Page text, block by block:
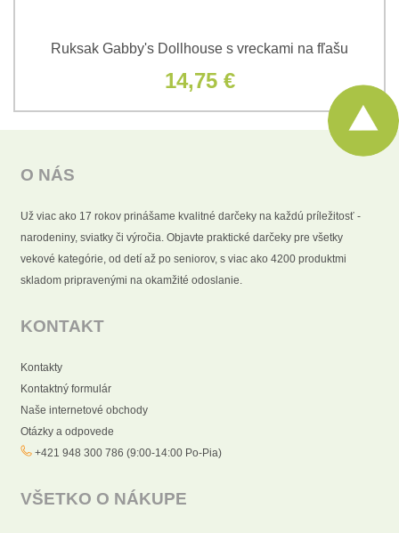
Ruksak Gabby's Dollhouse s vreckami na fľašu
14,75 €
O NÁS
Už viac ako 17 rokov prinášame kvalitné darčeky na každú príležitosť -
narodeniny, sviatky či výročia. Objavte praktické darčeky pre všetky
vekové kategórie, od detí až po seniorov, s viac ako 4200 produktmi
skladom pripravenými na okamžité odoslanie.
KONTAKT
Kontakty
Kontaktný formulár
Naše internetové obchody
Otázky a odpovede
+421 948 300 786 (9:00-14:00 Po-Pia)
VŠETKO O NÁKUPE